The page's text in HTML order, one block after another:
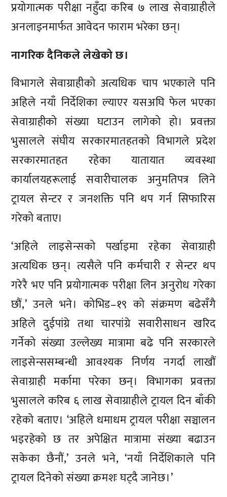
प्रयोगात्मक परीक्षा नहुँदा करिब ७ लाख सेवाग्राहीले
अनलाइनमार्फत आवेदन फाराम भरेका छन्।
नागरिक दैनिकले लेखेको छ।
विभागले सेवाग्राहीको अत्यधिक चाप भएकाले पनि
अहिले नयाँ निर्देशिका ल्याएर यसअघि फेल भएका
सेवाग्राहीको संख्या घटाउन लागेको हो। प्रवक्ता
भुसालले संघीय सरकारमातहतको विभागले प्रदेश
सरकारमातहत रहेका यातायात व्यवस्था
कार्यालयहरूलाई सवारीचालक अनुमतिपत्र लिने
ट्रायल सेन्टर र जनशक्ति पनि थप गर्न सिफारिस
गरेको बताए।
‘अहिले लाइसेन्सको पर्खाइमा रहेका सेवाग्राही
अत्यधिक छन्। त्यसैले पनि कर्मचारी र सेन्टर थप
गरेरै भए पनि प्रयोगात्मक परीक्षा लिन अनुरोध गरेका
छौं,’ उनले भने। कोभिड–१९ को संक्रमण बढेसँगै
अहिले दुईपांग्रे तथा चारपांग्रे सवारीसाधन खरिद
गर्नेको संख्या उल्लेख्य मात्रामा बढे पनि सरकारले
लाइसेन्ससम्बन्धी आवश्यक निर्णय नगर्दा लाखौं
सेवाग्राही मर्कामा परेका छन्। विभागका प्रवक्ता
भुसालले करिब ६ लाख सेवाग्राहीले ट्रायल दिन बाँकी
रहेको बताए। ‘अहिले धमाधम ट्रायल परीक्षा सञ्चालन
भइरहेको छ तर अपेक्षित मात्रामा संख्या बढाउन
सकेका छैनौं,’ उनले भने, ‘नयाँ निर्देशिकाले पनि
ट्रायल दिनेको संख्या क्रमशः घट्दै जानेछ।’